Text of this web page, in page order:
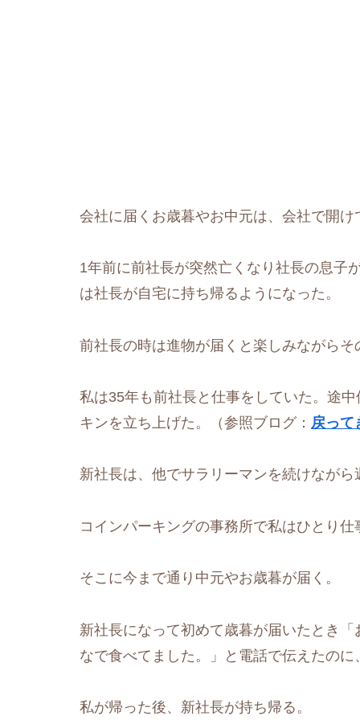
会社に届くお歳暮やお中元は、会社で開
1年前に前社長が突然亡くなり社長の息子
は社長が自宅に持ち帰るようになった。
前社長の時は進物が届くと楽しみながら
私は35年も前社長と仕事をしていた。途
キンを立ち上げた。（参照ブログ： 戻って
新社長は、他でサラリーマンを続けなが
コインパーキングの事務所で私はひとり仕
そこに今まで通り中元やお歳暮が届く。
新社長になって初めて歳暮が届いたとき
なで食べてました。」と電話で伝えたの
私が帰った後、新社長が持ち帰る。